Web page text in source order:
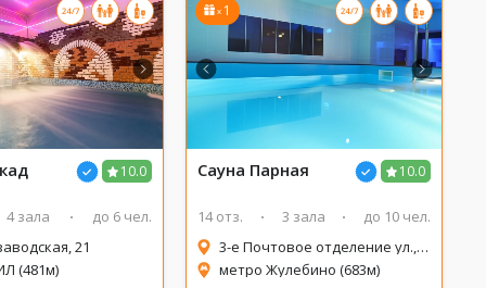
10.0
4 зала
до 6 чел.
21
(481м)
x 1
10.0
Сауна Парная
14 отз. 3 зала
до 10 чел.
3-е Почтовое отделение ул., 65
метро Жулебино (683м)